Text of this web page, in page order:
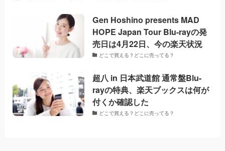
Gen Hoshino presents MAD
HOPE Japan Tour Blu-rayの発
売日は4月22日、今の楽天状況
どこで買える？どこに売ってる？
超八 in 日本武道館 通常盤Blu-
rayの特典、楽天ブックスは何が
付くか確認した
どこで買える？どこに売ってる？